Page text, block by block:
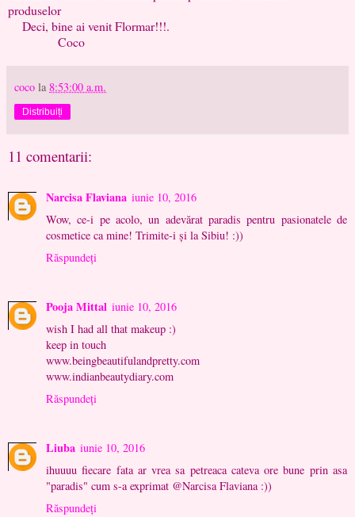
produselor
Deci, bine ai venit Flormar!!!.
Coco
coco la 8:53:00 a.m.
Distribuiți
11 comentarii:
Narcisa Flaviana iunie 10, 2016
Wow, ce-i pe acolo, un adevărat paradis pentru pasionatele de
cosmetice ca mine! Trimite-i și la Sibiu! :))
Răspundeți
Pooja Mittal iunie 10, 2016
wish I had all that makeup :)
keep in touch
www.beingbeautifulandpretty.com
www.indianbeautydiary.com
Răspundeți
Liuba iunie 10, 2016
ihuuuu fiecare fata ar vrea sa petreaca cateva ore bune prin asa
"paradis" cum s-a exprimat @Narcisa Flaviana :))
Răspundeți